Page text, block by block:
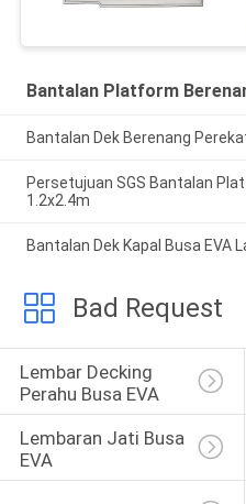
Bantalan Platform
Bantalan Dek Berenang
Persetujuan SGS Bantalan
1.2x2.4m
Bantalan Dek Kapal Busa EVA
Bad Request
Lembar Decking
Perahu Busa EVA
Lembaran Jati Busa
EVA